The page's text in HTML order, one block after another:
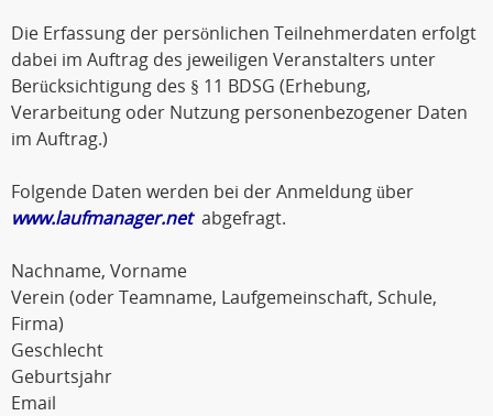
Die Erfassung der persönlichen Teilnehmerdaten erfolgt
dabei im Auftrag des jeweiligen Veranstalters unter
Berücksichtigung des § 11 BDSG (Erhebung,
Verarbeitung oder Nutzung personenbezogener Daten
im Auftrag.)
Folgende Daten werden bei der Anmeldung über
www.laufmanager.netabgefragt.
Nachname, Vorname
Verein (oder Teamname, Laufgemeinschaft, Schule,
Firma)
Geschlecht
Geburtsjahr
Email